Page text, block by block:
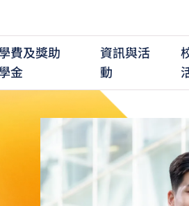
前培訓課程
制中六或以上
在職培訓課程
持續專業進修
學歷程度
學士學位
其
應
制中六或以上
在職培訓
持續專業進修
費及獎助
金
費及資助
制中六或以上
獎學金
獎學金及獎勵計劃
資訊與活
動